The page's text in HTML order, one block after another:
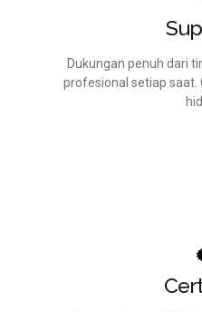
Dukungan penuh dari
profesional setiap saat.